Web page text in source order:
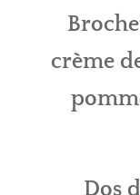
crème
Dos